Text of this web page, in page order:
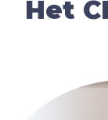
Het